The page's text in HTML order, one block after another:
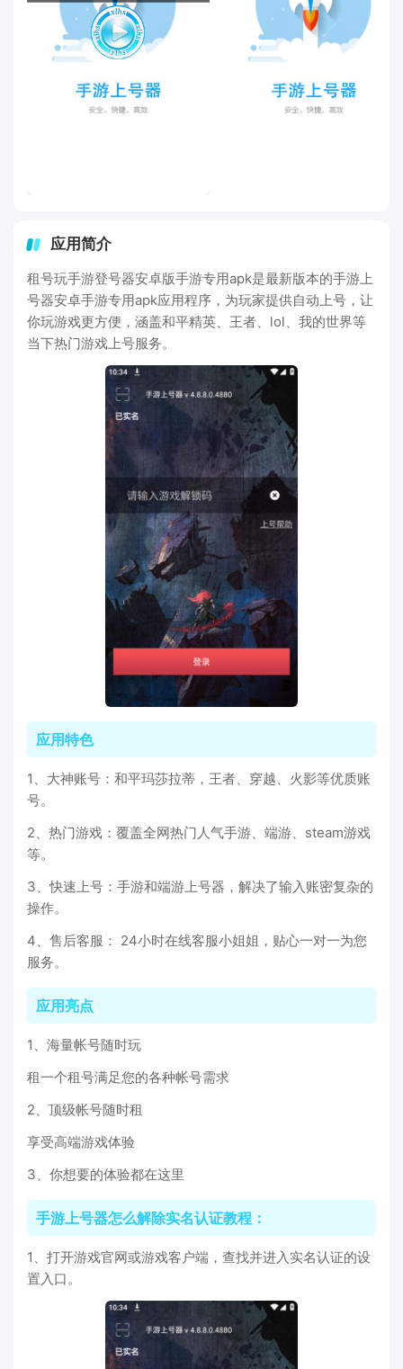
应用简介
租号玩手游登号器安卓版手游专用apk是最新版本的手游上
号器安卓手游专用apk应用程序，为玩家提供自动上号，让
你玩游戏更方便，涵盖和平精英、王者、lol、我的世界等
当下热门游戏上号服务。
应用特色
1、大神账号：和平玛莎拉蒂，王者、穿越、火影等优质账
号。
2、热门游戏：覆盖全网热门人气手游、端游、steam游戏
等。
3、快速上号：手游和端游上号器，解决了输入账密复杂的
操作。
4、售后客服： 24小时在线客服小姐姐，贴心一对一为您
服务。
应用亮点
1、海量帐号随时玩
租一个租号满足您的各种帐号需求
2、顶级帐号随时租
享受高端游戏体验
3、你想要的体验都在这里
手游上号器怎么解除实名认证教程：
1、打开游戏官网或游戏客户端，查找并进入实名认证的设
置入口。